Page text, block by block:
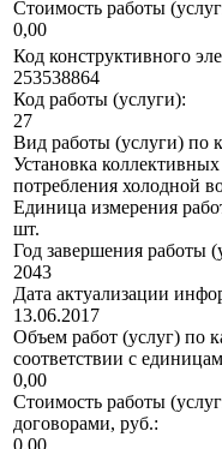
Стоимость работы
0,00
Код конструктивного
253538864
Код работы (услуги):
27
Вид работы (услуги) по
Установка
потребления холодной
Единица измерения
шт.
Год завершения работы
2043
Дата актуализации
13.06.2017
Объем работ (услуг) по
соответствии с
0,00
Стоимость работы
договорами, руб.: